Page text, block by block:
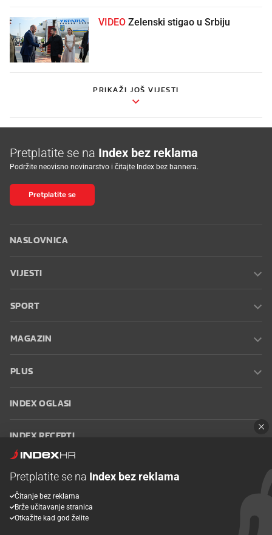
VIDEO Zelenski stigao u Srbiju
PRIKAŽI JOŠ VIJESTI
Pretplatite se na Index bez reklama
Podržite neovisno novinarstvo i čitajte Index bez bannera.
Pretplatite se
NASLOVNICA
VIJESTI
SPORT
MAGAZIN
PLUS
INDEX OGLASI
INDEX RECEPTI
Oglašavanje Zaposli se na Indexu
korištenja
Postavke kolačića
Pretplatite se na Index bez reklama
Čitanje bez reklama
Brže učitavanje stranica
Otkažite kad god želite